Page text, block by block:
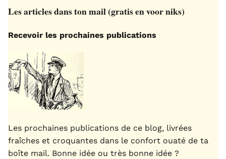
Les articles dans ton mail (gratis en voor niks)
Recevoir les prochaines publications
Les prochaines publications de ce blog, livrées
fraîches et croquantes dans le confort ouaté de ta
boîte mail. Bonne idée ou très bonne idée ?